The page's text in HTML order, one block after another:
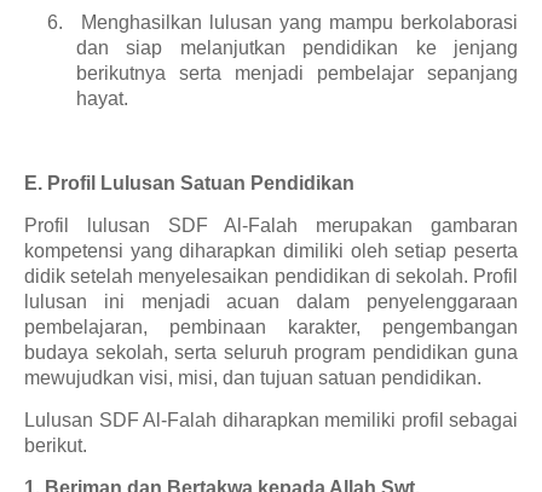
6.
Menghasilkan lulusan yang mampu berkolaborasi
dan siap melanjutkan pendidikan ke jenjang
berikutnya serta menjadi pembelajar sepanjang
hayat.
E. Profil Lulusan Satuan Pendidikan
Profil lulusan SDF Al-Falah merupakan gambaran
kompetensi yang diharapkan dimiliki oleh setiap peserta
didik setelah menyelesaikan pendidikan di sekolah. Profil
lulusan ini menjadi acuan dalam penyelenggaraan
pembelajaran, pembinaan karakter, pengembangan
budaya sekolah, serta seluruh program pendidikan guna
mewujudkan visi, misi, dan tujuan satuan pendidikan.
Lulusan SDF Al-Falah diharapkan memiliki profil sebagai
berikut.